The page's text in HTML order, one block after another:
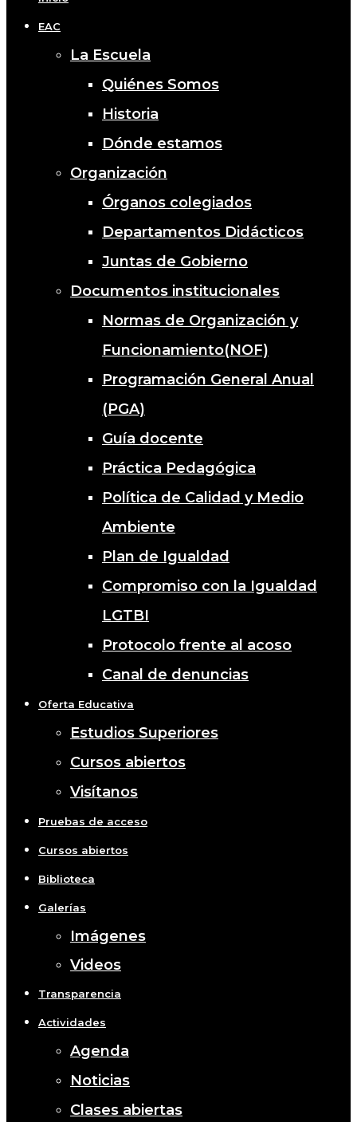
EAC
La Escuela
Quiénes Somos
Historia
Dónde estamos
Organización
Órganos colegiados
Departamentos Didácticos
Juntas de Gobierno
Documentos institucionales
Normas de Organización y
Funcionamiento(NOF)
Programación General Anual
(PGA)
Guía docente
Práctica Pedagógica
Política de Calidad y Medio
Ambiente
Plan de Igualdad
Compromiso con la Igualdad
LGTBI
Protocolo frente al acoso
Canal de denuncias
Oferta Educativa
Estudios Superiores
Cursos abiertos
Visítanos
Pruebas de acceso
Cursos abiertos
Biblioteca
Galerías
Imágenes
Videos
Transparencia
Actividades
Agenda
Noticias
Clases abiertas